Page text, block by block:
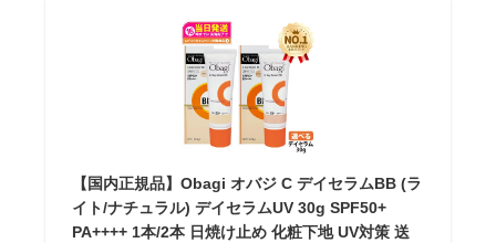
【国内正規品】Obagi オバジ C デイセラムBB (ラ
イト/ナチュラル) デイセラムUV 30g SPF50+
PA++++ 1本/2本 日焼け止め 化粧下地 UV対策 送